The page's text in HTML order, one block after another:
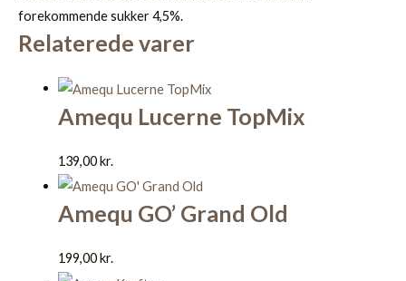
forekommende sukker 4,5%.
Relaterede varer
Amequ Lucerne TopMix
139,00kr.
Amequ GO’ Grand Old
199,00kr.